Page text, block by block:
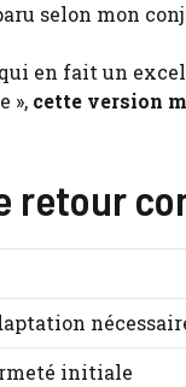
selon mon
en fait un
», cette version
retour
initiale